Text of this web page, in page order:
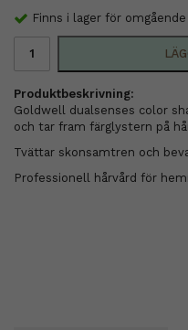
Finns i lager för
Produktbeskrivning:
Goldwell dualsenses color
och tar fram färglystern på
Tvättar skonsamtren och
Professionell hårvård för